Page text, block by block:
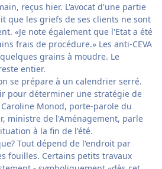
reçus hier. L'avocat d'une partie
que les griefs de ses clients ne sont
«Je note également que l'Etat a été
frais de procédure.» Les anti-CEVA
grains à moudre. Le
entier.
se prépare à un calendrier serré.
pour déterminer une stratégie de
Monod, porte-parole du
ministre de l'Aménagement, parle
à la fin de l'été.
Tout dépend de l'endroit par
fouilles. Certains petits travaux